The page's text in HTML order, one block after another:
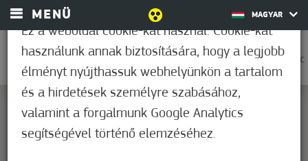
MENÜ MAGYAR
0
25,6°C
This page can't load Google Maps correctly.
Ez a weboldal cookie-kat használ. Cookie-kat
használunk annak biztosítására, hogy a legjobb
élményt nyújthassuk webhelyünkön a tartalom
és a hirdetések személyre szabásához,
valamint a forgalmunk Google Analytics
segítségével történő elemzéséhez.